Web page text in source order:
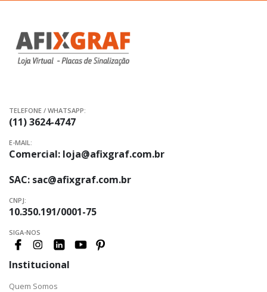
TELEFONE / WHATSAPP:
(11) 3624-4747
E-MAIL:
Comercial: loja@afixgraf.com.br
SAC: sac@afixgraf.com.br
CNPJ:
10.350.191/0001-75
SIGA-NOS
Institucional
Quem Somos